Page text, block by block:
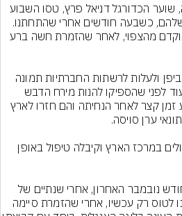
כאמור, קירל ופרץ התחתנו בחודש נובמבר האחרון, אחרי שנתיים של